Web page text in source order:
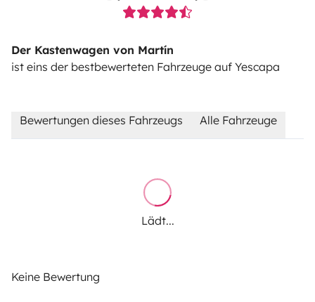
Der Kastenwagen von Martín
ist eins der bestbewerteten Fahrzeuge auf Yescapa
Bewertungen dieses Fahrzeugs Alle Fahrzeuge
Lädt...
Keine Bewertung